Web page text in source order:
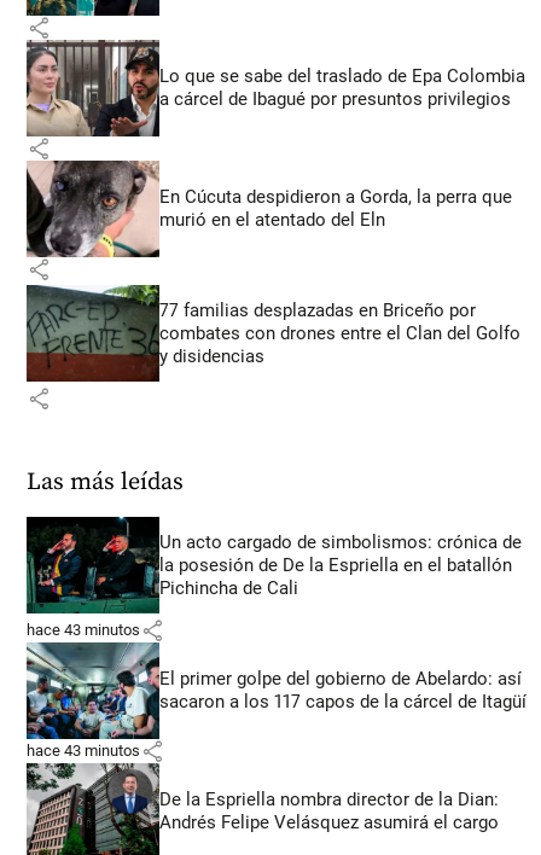
share
Lo que se sabe del traslado de Epa Colombia
a cárcel de Ibagué por presuntos privilegios
share
En Cúcuta despidieron a Gorda, la perra que
murió en el atentado del Eln
share
77 familias desplazadas en Briceño por
combates con drones entre el Clan del Golfo
y disidencias
share
Las más leídas
Un acto cargado de simbolismos: crónica de
la posesión de De la Espriella en el batallón
Pichincha de Cali
hace 43 minutos share
El primer golpe del gobierno de Abelardo: así
sacaron a los 117 capos de la cárcel de Itagüí
hace 43 minutos share
De la Espriella nombra director de la Dian:
Andrés Felipe Velásquez asumirá el cargo